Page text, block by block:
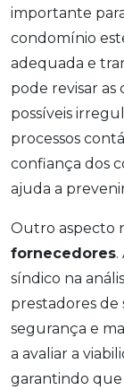
importante
condomínio
adequada e
pode revisar
possíveis
processos
confiança dos
ajuda a
Outro aspecto
fornecedores.
síndico na
prestadores de
segurança e
a avaliar a
garantindo